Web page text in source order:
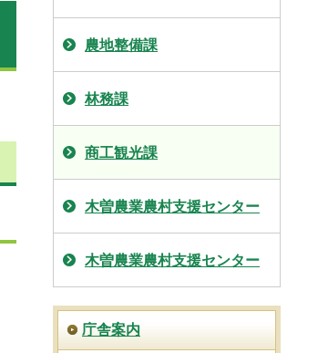
農地整備課
林務課
商工観光課
木曽農業農村支援センター
木曽農業農村支援センター
庁舎案内